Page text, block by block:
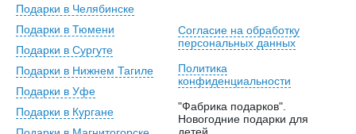
Подарки в Челябинске
Подарки в Тюмени
Подарки в Сургуте
Подарки в Нижнем Тагиле
Подарки в Уфе
Подарки в Кургане
Согласие на обработку
персональных данных
Политика
конфиденциальности
"Фабрика подарков".
Новогодние подарки для